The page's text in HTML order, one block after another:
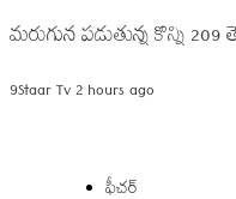
మరుగున పడుతున్న కొన్ని
9Staar Tv2 hours ago
ఫీచర్